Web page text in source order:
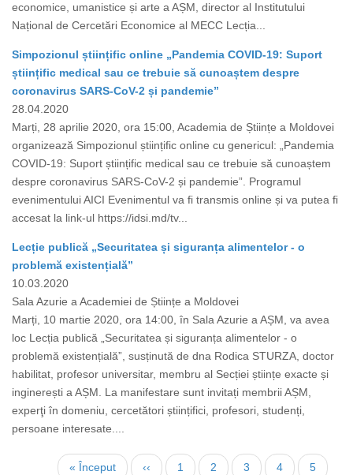
economice, umanistice și arte a AȘM, director al Institutului
Național de Cercetări Economice al MECC Lecția...
Simpozionul științific online „Pandemia COVID-19: Suport
științific medical sau ce trebuie să cunoaștem despre
coronavirus SARS-CoV-2 și pandemie”
28.04.2020
Marți, 28 aprilie 2020, ora 15:00, Academia de Științe a Moldovei
organizează Simpozionul științific online cu genericul: „Pandemia
COVID-19: Suport științific medical sau ce trebuie să cunoaștem
despre coronavirus SARS-CoV-2 și pandemie”. Programul
evenimentului AICI Evenimentul va fi transmis online și va putea fi
accesat la link-ul https://idsi.md/tv...
Lecție publică „Securitatea și siguranța alimentelor - o
problemă existențială”
10.03.2020
Sala Azurie a Academiei de Științe a Moldovei
Marți, 10 martie 2020, ora 14:00, în Sala Azurie a AȘM, va avea
loc Lecția publică „Securitatea și siguranța alimentelor - o
problemă existențială”, susținută de dna Rodica STURZA, doctor
habilitat, profesor universitar, membru al Secției științe exacte și
inginerești a AȘM. La manifestare sunt invitați membrii AȘM,
experţi în domeniu, cercetători științifici, profesori, studenți,
persoane interesate....
Prima
« Început
Pagina
‹‹ Page
1 Page
2 Page
3 Page
4 Page
5